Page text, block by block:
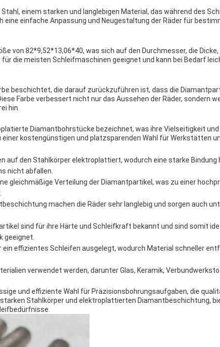
einem starken und langlebigen Material, das während des
einfache Anpassung und Neugestaltung der Räder für
von 82*9,52*13,06*40, was sich auf den Durchmesser, die Dicke,
für die meisten Schleifmaschinen geeignet und kann bei Bedarf
beschichtet, die darauf zurückzuführen ist, dass die
Farbe verbessert nicht nur das Aussehen der Räder, sondern
hin.
Diamantbohrstücke bezeichnet, was ihre Vielseitigkeit und
kostengünstigen und platzsparenden Wahl für Werkstätten
auf den Stahlkörper elektroplattiert, wodurch eine starke Bindung
nicht abfallen.
gleichmäßige Verteilung der Diamantpartikel, was zu einer
machen die Räder sehr langlebig und sorgen auch
sind für ihre Härte und Schleifkraft bekannt und sind somit
geeignet.
effizientes Schleifen ausgelegt, wodurch Material schneller
verwendet werden, darunter Glas, Keramik,
und effiziente Wahl für Präzisionsbohrungsaufgaben, die
Stahlkörper und elektroplattierten Diamantbeschichtung,